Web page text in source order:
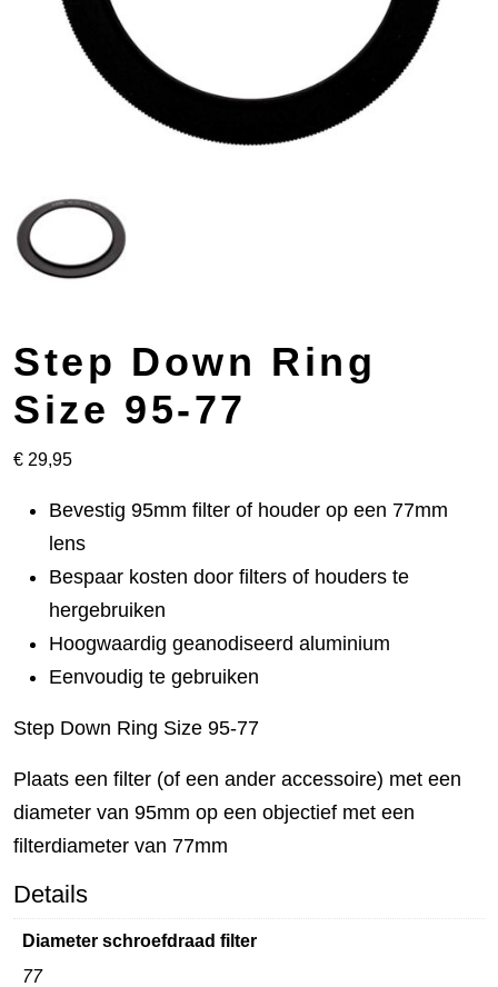
Step Down Ring
Size 95-77
€ 29,95
Bevestig 95mm filter of houder op een 77mm
lens
Bespaar kosten door filters of houders te
hergebruiken
Hoogwaardig geanodiseerd aluminium
Eenvoudig te gebruiken
Step Down Ring Size 95-77
Plaats een filter (of een ander accessoire) met een
diameter van 95mm op een objectief met een
filterdiameter van 77mm
Details
Diameter schroefdraad filter
77